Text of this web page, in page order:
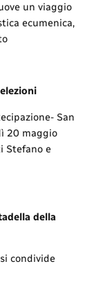
un viaggio
ecumenica,
San
20 maggio
Stefano e
della
condivide